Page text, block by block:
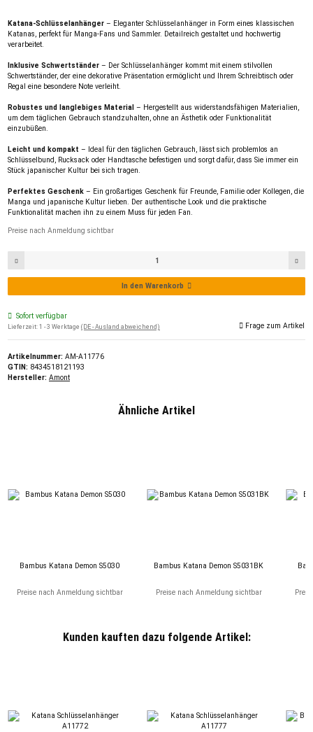
Katana-Schlüsselanhänger – Eleganter Schlüsselanhänger in Form eines klassischen
Katanas, perfekt für Manga-Fans und Sammler. Detailreich gestaltet und hochwertig
verarbeitet.
Inklusive Schwertständer – Der Schlüsselanhänger kommt mit einem stilvollen
Schwertständer, der eine dekorative Präsentation ermöglicht und Ihrem Schreibtisch oder
Regal eine besondere Note verleiht.
Robustes und langlebiges Material – Hergestellt aus widerstandsfähigen Materialien,
um dem täglichen Gebrauch standzuhalten, ohne an Ästhetik oder Funktionalität
einzubüßen.
Leicht und kompakt – Ideal für den täglichen Gebrauch, lässt sich problemlos an
Schlüsselbund, Rucksack oder Handtasche befestigen und sorgt dafür, dass Sie immer ein
Stück japanischer Kultur bei sich tragen.
Perfektes Geschenk – Ein großartiges Geschenk für Freunde, Familie oder Kollegen, die
Manga und japanische Kultur lieben. Der authentische Look und die praktische
Funktionalität machen ihn zu einem Muss für jeden Fan.
Preise nach Anmeldung sichtbar
In den Warenkorb
Sofort verfügbar
Lieferzeit: 1 - 3 Werktage (DE - Ausland abweichend) Frage zum Artikel
Artikelnummer: AM-A11776
GTIN: 8434518121193
Hersteller: Amont
Ähnliche Artikel
Bambus Katana Demon S5030
Preise nach Anmeldung sichtbar
Bambus Katana Demon S5031BK
Preise nach Anmeldung sichtbar
Kunden kauften dazu folgende Artikel: